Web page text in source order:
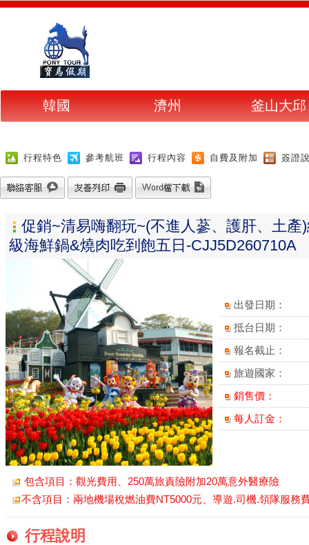
韓國 濟州 釜山大邱
行程特色 參考航班 行程內容 自費及附加 簽證
促銷~清易嗨翻玩~(不進人蔘、護肝、土
級海鮮鍋&燒肉吃到飽五日-CJJ5D260710A
出發日期：
抵台日期：
報名截止：
旅遊國家：
銷售價：
每人訂金：
包含項目：觀光費用、250萬旅責險附加20萬意外醫療險
不含項目：兩地機場稅燃油費NT5000元、導遊.司機.領隊服務
行程說明